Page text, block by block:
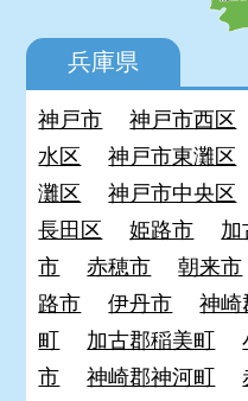
兵庫県
神戸市 神戸市西区
水区
神戸市東灘区
灘区
神戸市中央区
長田区
姫路市 加
市
赤穂市 朝来市
路市
伊丹市 神崎
町
加古郡稲美町
市
神崎郡神河町